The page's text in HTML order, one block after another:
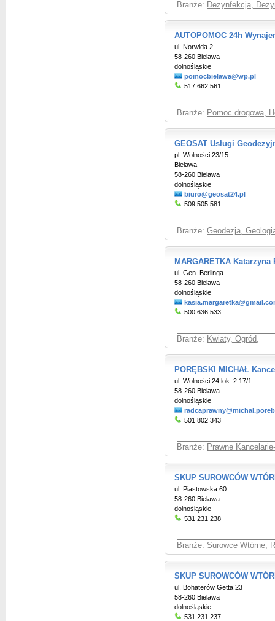
Branże: Dezynfekcja,
AUTOPOMOC 24h
ul. Norwida 2
58-260 Bielawa
dolnośląskie
pomocbielawa@wp.pl
517 662 561
Branże: Pomoc drogowa,
GEOSAT Usługi
pl. Wolności 23/15
Bielawa
58-260 Bielawa
dolnośląskie
biuro@geosat24.pl
509 505 581
Branże: Geodezja,
MARGARETKA
ul. Gen. Berlinga
58-260 Bielawa
dolnośląskie
500 636 533
Branże: Kwiaty, Ogród,
PORĘBSKI MICHAŁ
ul. Wolności 24 lok. 2.17/1
58-260 Bielawa
dolnośląskie
501 802 343
Branże: Prawne
SKUP SUROWCÓW
ul. Piastowska 60
58-260 Bielawa
dolnośląskie
531 231 238
Branże: Surowce Wtórne,
SKUP SUROWCÓW
ul. Bohaterów Getta 23
58-260 Bielawa
dolnośląskie
531 231 237